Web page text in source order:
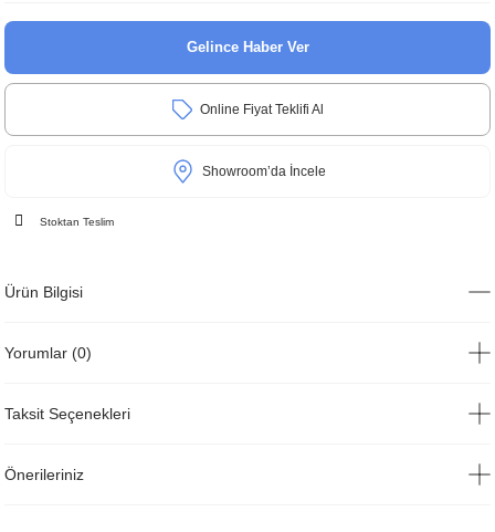
Gelince Haber Ver
Online Fiyat Teklifi Al
Showroom’da İncele
Stoktan Teslim
Ürün Bilgisi
Yorumlar (0)
Taksit Seçenekleri
Önerileriniz